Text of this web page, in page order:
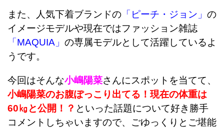
また、人気下着ブランドの 「ピーチ・ジョン」 の
イメージモデルや現在ではファッション雑誌
「MAQUIA」 の専属モデルとして活躍しているよ
うです。
今回はそんな小嶋陽菜さんにスポットを当てて、
小嶋陽菜のお腹ぽっこり出てる！現在の体重は
60㎏と公開！？ といった話題について好き勝手
コメントしちゃいますので、ごゆっくりとご堪能